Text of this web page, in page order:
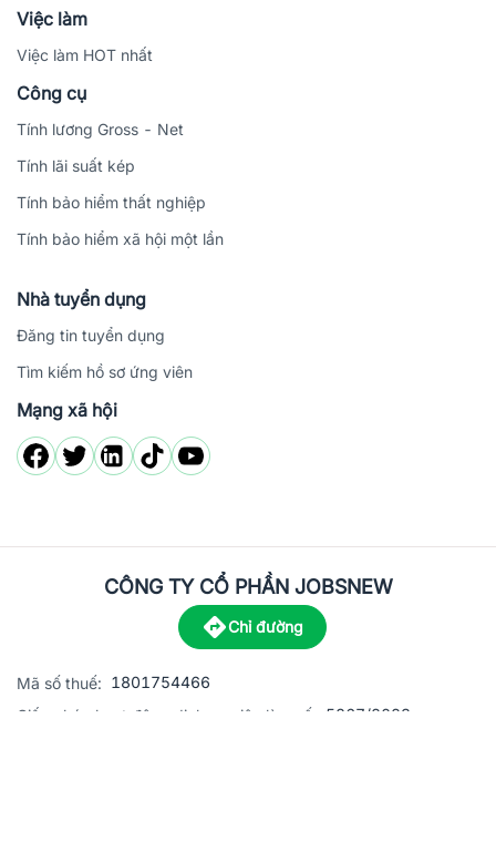
Việc làm
Việc làm HOT nhất
Công cụ
Tính lương Gross - Net
Tính lãi suất kép
Tính bảo hiểm thất nghiệp
Tính bảo hiểm xã hội một lần
Nhà tuyển dụng
Đăng tin tuyển dụng
Tìm kiếm hồ sơ ứng viên
Mạng xã hội
CÔNG TY CỔ PHẦN JOBSNEW
Chỉ đường
Mã số thuế: 1801754466
Giấy phép hoạt động dịch vụ việc làm số:
5867/2023